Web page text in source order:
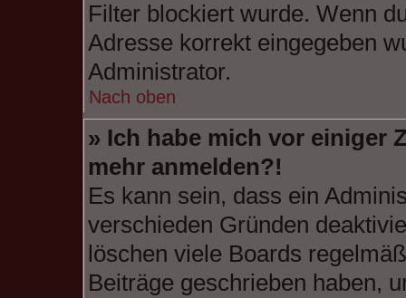
Filter blockiert wurde. Wenn
Adresse korrekt eingegeben
Administrator.
Nach oben
» Ich habe mich vor einiger
mehr anmelden?!
Es kann sein, dass ein
verschieden Gründen
löschen viele Boards
Beiträge geschrieben haben,